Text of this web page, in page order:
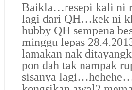
Baikla…resepi kali ni
lagi dari QH…kek ni
hubby QH sempena
minggu lepas
lamakan nak
pon dah tak nampak
sisanya